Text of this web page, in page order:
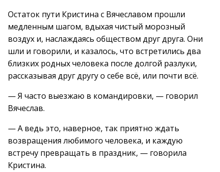
Остаток пути Кристина с Вячеславом прошли
медленным шагом, вдыхая чистый морозный
воздух и, наслаждаясь обществом друг друга. Они
шли и говорили, и казалось, что встретились два
близких родных человека после долгой разлуки,
рассказывая друг другу о себе всё, или почти всё.
— Я часто выезжаю в командировки, — говорил
Вячеслав.
— А ведь это, наверное, так приятно ждать
возвращения любимого человека, и каждую
встречу превращать в праздник, — говорила
Кристина.